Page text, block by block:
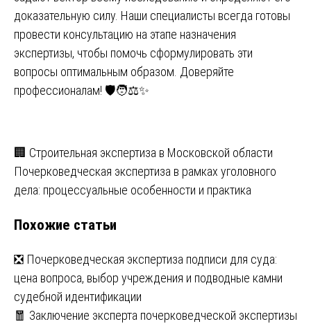
доказательную силу. Наши специалисты всегда готовы
провести консультацию на этапе назначения
экспертизы, чтобы помочь сформулировать эти
вопросы оптимальным образом. Доверяйте
профессионалам! 🛡️🧑⚖️✨
Навигация
по
🏢 Строительная экспертиза в Московской области
Почерковедческая экспертиза в рамках уголовного
дела: процессуальные особенности и практика
Похожие статьи
❎ Почерковедческая экспертиза подписи для суда:
цена вопроса, выбор учреждения и подводные камни
судебной идентификации
🧧 Заключение эксперта почерковедческой экспертизы